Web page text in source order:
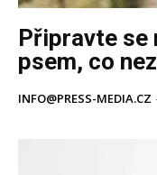
Připravte se
psem, co
INFO@PRESS-MEDIA.CZ